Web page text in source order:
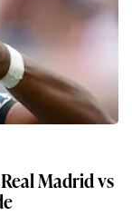
Madrid vs